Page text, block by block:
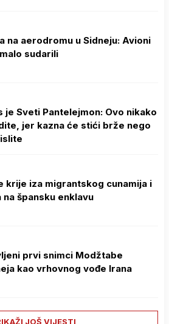
na aerodromu u Sidneju: Avioni
sudarili
je Sveti Pantelejmon: Ovo nikako
jer kazna će stići brže nego
krije iza migrantskog cunamija i
na špansku enklavu
prvi snimci Modžtabe
kao vrhovnog vođe Irana
JOŠ VIJESTI